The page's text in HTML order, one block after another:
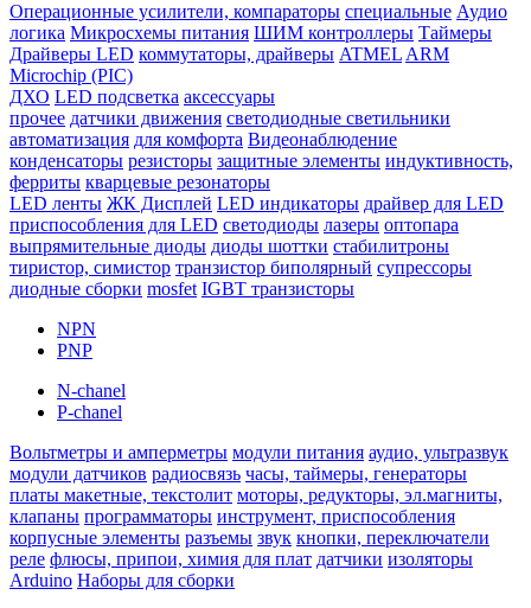
Операционные усилители, компараторы специальные Аудио
логика Микросхемы питания ШИМ контроллеры Таймеры
Драйверы LED коммутаторы, драйверы ATMEL ARM
Microchip (PIC)
ДХО LED подсветка аксессуары
прочее датчики движения светодиодные светильники
автоматизация для комфорта Видеонаблюдение
конденсаторы резисторы защитные элементы индуктивность,
ферриты кварцевые резонаторы
LED ленты ЖК Дисплей LED индикаторы драйвер для LED
приспособления для LED светодиоды лазеры оптопара
выпрямительные диоды диоды шоттки стабилитроны
тиристор, симистор транзистор биполярный супрессоры
диодные сборки mosfet IGBT транзисторы
NPN
PNP
N-chanel
P-chanel
Вольтметры и амперметры модули питания аудио, ультразвук
модули датчиков радиосвязь часы, таймеры, генераторы
платы макетные, текстолит моторы, редукторы, эл.магниты,
клапаны программаторы инструмент, приспособления
корпусные элементы разъемы звук кнопки, переключатели
реле флюсы, припои, химия для плат датчики изоляторы
Arduino Наборы для сборки